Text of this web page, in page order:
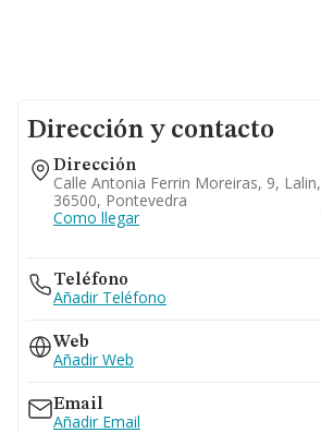
Dirección y contacto
Dirección
Calle Antonia Ferrin Moreiras, 9, Lalin,
36500, Pontevedra
Como llegar
Teléfono
Añadir Teléfono
Web
Añadir Web
Email
Añadir Email